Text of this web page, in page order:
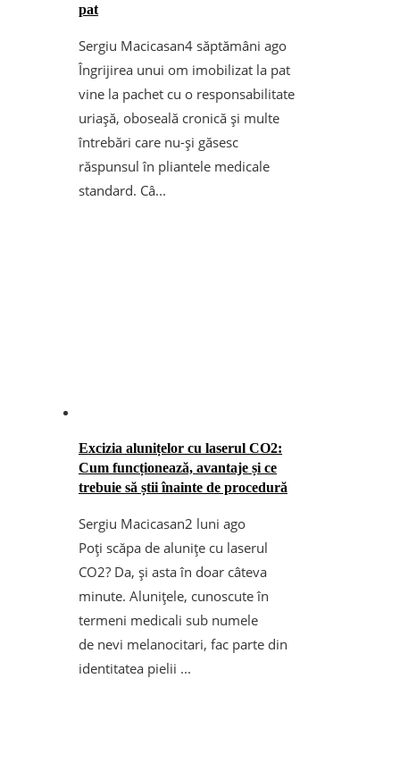
pat
Sergiu Macicasan4 săptămâni ago
Îngrijirea unui om imobilizat la pat
vine la pachet cu o responsabilitate
uriașă, oboseală cronică și multe
întrebări care nu-și găsesc
răspunsul în pliantele medicale
standard. Câ...
Excizia alunițelor cu laserul CO2:
Cum funcționează, avantaje și ce
trebuie să știi înainte de procedură
Sergiu Macicasan2 luni ago
Poți scăpa de alunițe cu laserul
CO2? Da, și asta în doar câteva
minute. Alunițele, cunoscute în
termeni medicali sub numele
de nevi melanocitari, fac parte din
identitatea pielii ...